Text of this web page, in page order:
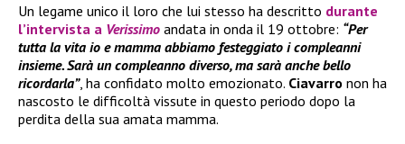
Un legame unico il loro che lui stesso ha descritto durante
l’intervista a Verissimo andata in onda il 19 ottobre: “Per
tutta la vita io e mamma abbiamo festeggiato i compleanni
insieme. Sarà un compleanno diverso, ma sarà anche bello
ricordarla”, ha confidato molto emozionato. Ciavarro non ha
nascosto le difficoltà vissute in questo periodo dopo la
perdita della sua amata mamma.